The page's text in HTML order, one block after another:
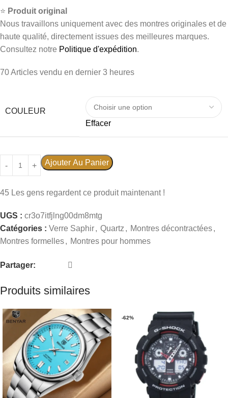
⭐ Produit original
Nous travaillons uniquement avec des montres originales et de
haute qualité, directement issues des meilleures marques.
Consultez notre Politique d'expédition.
70Articles vendu en dernier 3 heures
COULEUR
Effacer
Ajouter Au Panier
45 Les gens regardent ce produit maintenant !
UGS : cr3o7itfjlng00dm8mtg
Catégories : Verre Saphir, Quartz, Montres décontractées,
Montres formelles, Montres pour hommes
Partager:
Produits similaires
-62%